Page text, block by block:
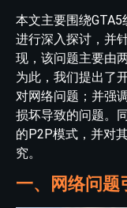
本文主要围绕
进行深入探讨，并
现，该问题主要由
为此，我们提出了
对网络问题；并强
损坏导致的问题。
的P2P模式，并对
究。
一、网络问题